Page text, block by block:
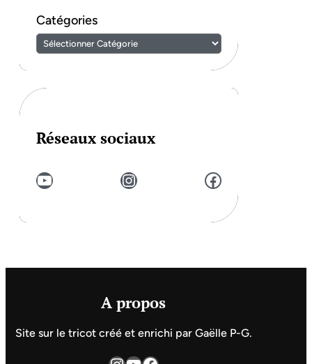
Catégories
Réseaux sociaux
YouTube Instagram Facebook
A propos
Site sur le tricot créé et enrichi par Gaëlle P-G.